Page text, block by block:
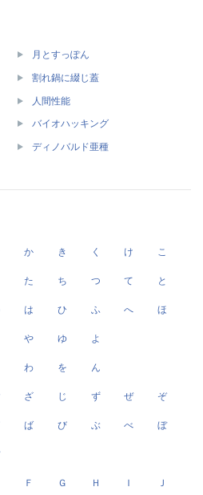
月とすっぽん
割れ鍋に綴じ蓋
人間性能
バイオハッキング
ディノバルド亜種
か き く け こ
た ち つ て と
は ひ ふ へ ほ
や ゆ よ
わ を ん
ざ じ ず ぜ ぞ
ば び ぶ べ ぼ
Ｆ Ｇ Ｈ Ｉ Ｊ